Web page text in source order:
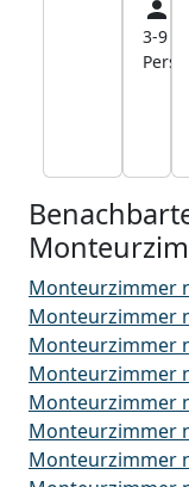
3-9
Pers.
Monteurzimmer
Monteurzimmer
Monteurzimmer
Monteurzimmer
Monteurzimmer
Monteurzimmer
Monteurzimmer